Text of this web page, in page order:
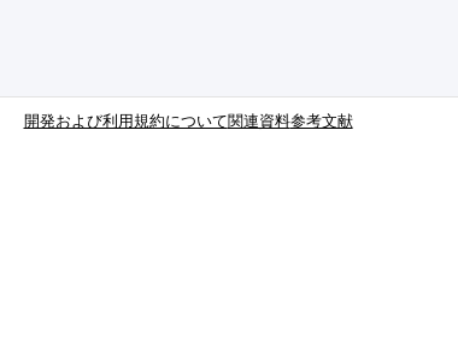
開発および利用規約について関連資料参考文献